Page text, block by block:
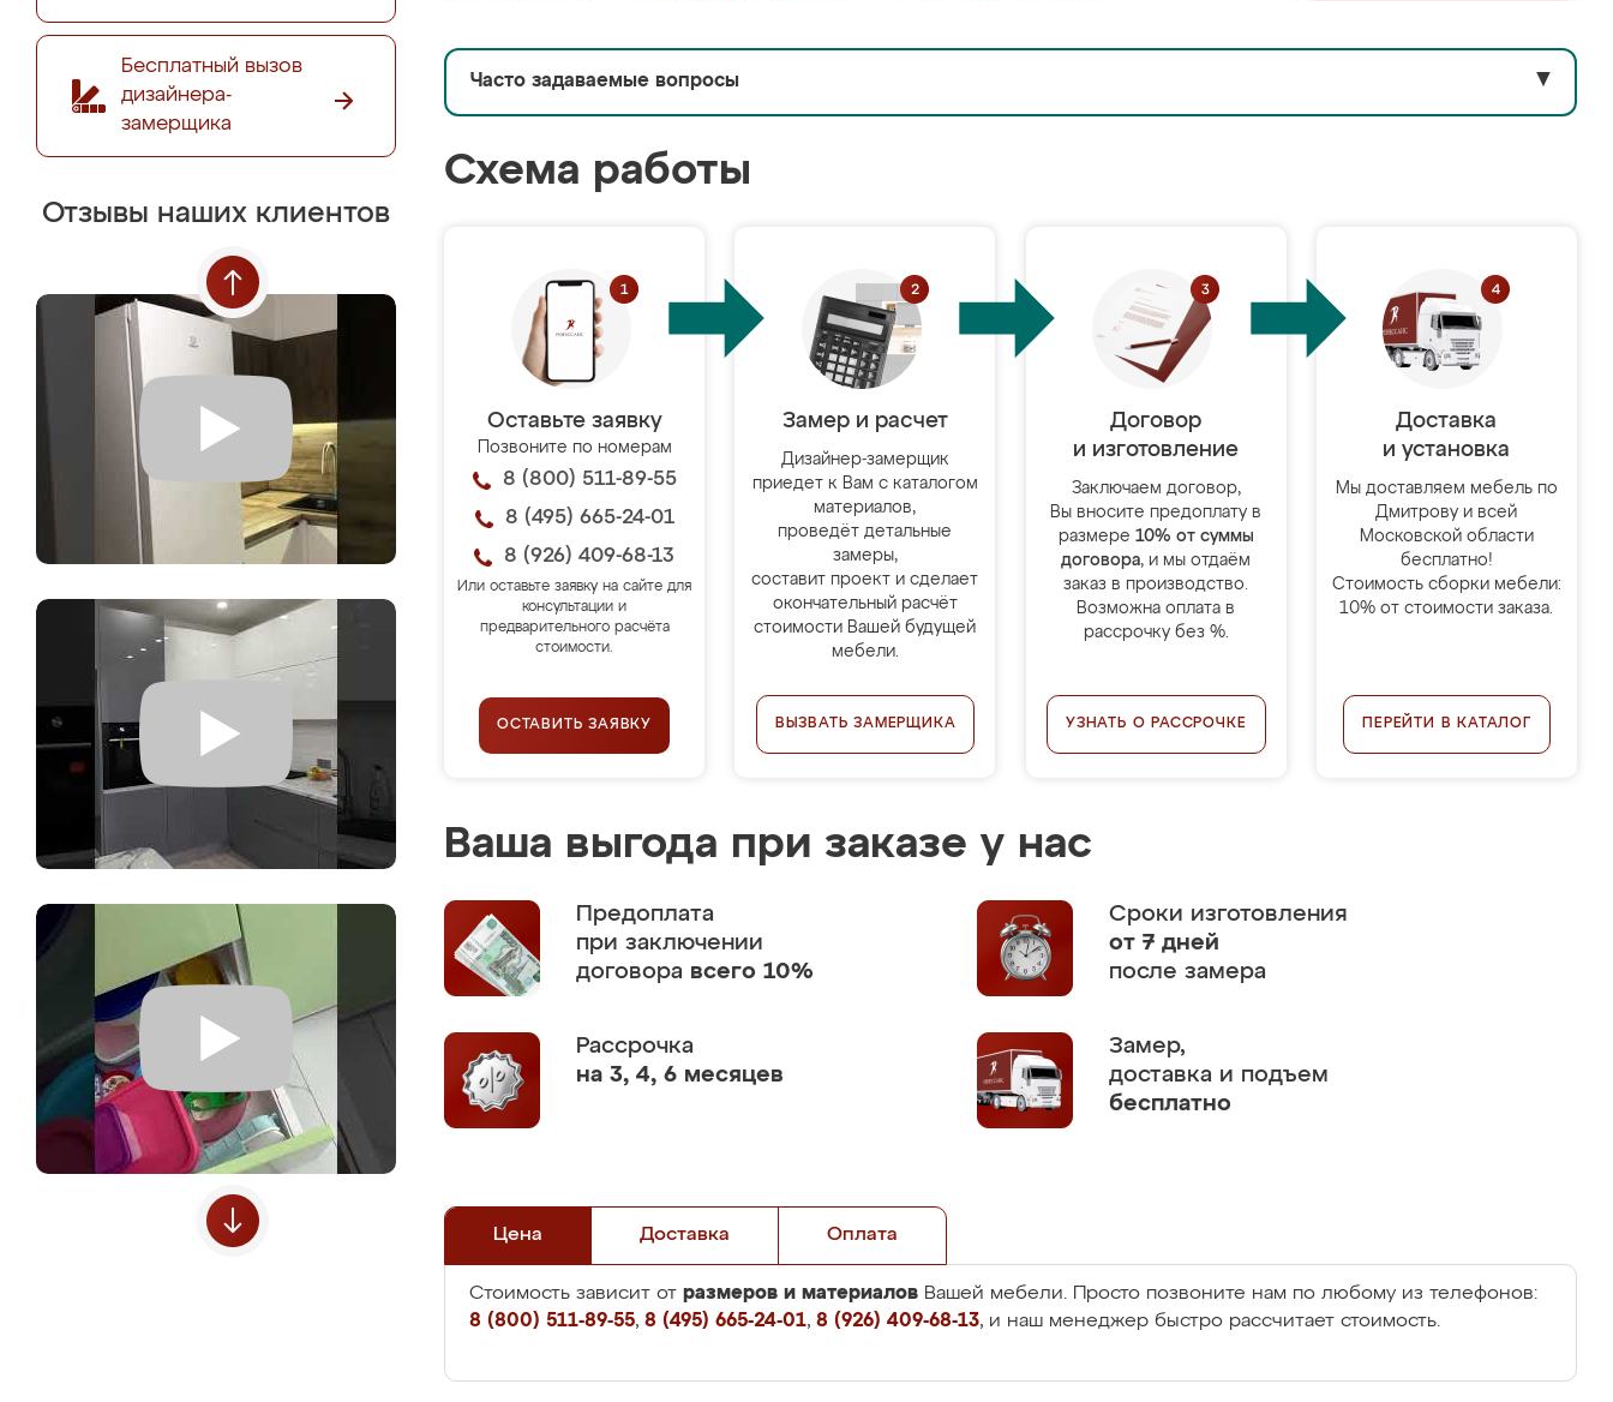
Бесплатный вызов
дизайнера-
замерщика
Отзывы наших клиентов
Часто задаваемые вопросы ▼
Схема работы
Оставьте заявку
Позвоните по номерам
8 (800) 511-89-55
8 (495) 665-24-01
8 (926) 409-68-13
Или оставьте заявку на сайте для
консультации и
предварительного расчёта
стоимости.
ОСТАВИТЬ ЗАЯВКУ
Замер и расчет
Дизайнер-замерщик
приедет к Вам с каталогом
материалов,
проведёт детальные
замеры,
составит проект и сделает
окончательный расчёт
стоимости Вашей будущей
мебели.
ВЫЗВАТЬ ЗАМЕРЩИКА
Договор
и изготовление
Заключаем договор,
Вы вносите предоплату в
размере 10% от суммы
договора, и мы отдаём
заказ в производство.
Возможна оплата в
рассрочку без %.
УЗНАТЬ О РАССРОЧКЕ
Доставка
и установка
Мы доставляем мебель по
Дмитрову и всей
Московской области
бесплатно!
Стоимость сборки мебели:
10% от стоимости заказа.
ПЕРЕЙТИ В КАТАЛОГ
Ваша выгода при заказе у нас
Предоплата
при заключении
договора всего 10%
Сроки изготовления
от 7 дней
после замера
Рассрочка
на 3, 4, 6 месяцев
Замер,
доставка и подъем
бесплатно
Цена Доставка Оплата
Стоимость зависит от размеров и материалов Вашей мебели. Просто позвоните нам по любому из телефонов:
8 (800) 511-89-55, 8 (495) 665-24-01, 8 (926) 409-68-13, и наш менеджер быстро рассчитает стоимость.